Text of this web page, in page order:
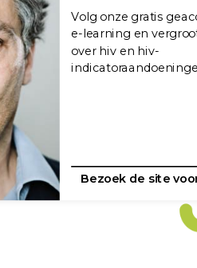
Volg onze gratis
e-learning en
over hiv en hiv-
Bezoek de site